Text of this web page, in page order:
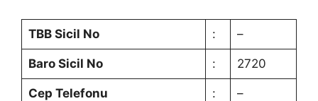
TBB Sicil No : –
Baro Sicil No : 2720
Cep Telefonu : –